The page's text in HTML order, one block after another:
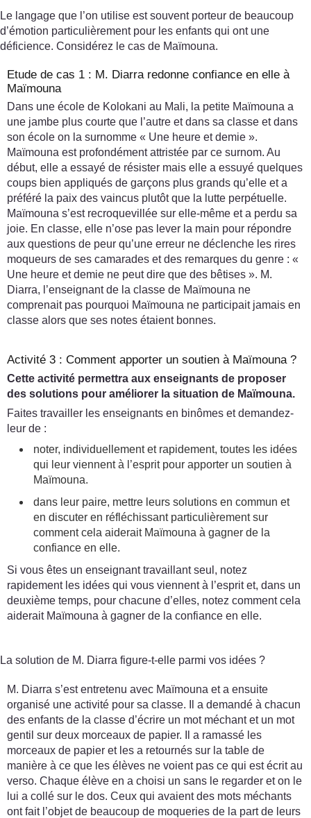
Le langage que l’on utilise est souvent porteur de beaucoup
d’émotion particulièrement pour les enfants qui ont une
déficience. Considérez le cas de Maïmouna.
Etude de cas 1 : M. Diarra redonne confiance en elle à
Maïmouna
Dans une école de Kolokani au Mali, la petite Maïmouna a
une jambe plus courte que l’autre et dans sa classe et dans
son école on la surnomme « Une heure et demie ».
Maïmouna est profondément attristée par ce surnom. Au
début, elle a essayé de résister mais elle a essuyé quelques
coups bien appliqués de garçons plus grands qu’elle et a
préféré la paix des vaincus plutôt que la lutte perpétuelle.
Maïmouna s’est recroquevillée sur elle-même et a perdu sa
joie. En classe, elle n’ose pas lever la main pour répondre
aux questions de peur qu’une erreur ne déclenche les rires
moqueurs de ses camarades et des remarques du genre : «
Une heure et demie ne peut dire que des bêtises ». M.
Diarra, l’enseignant de la classe de Maïmouna ne
comprenait pas pourquoi Maïmouna ne participait jamais en
classe alors que ses notes étaient bonnes.
Activité 3 : Comment apporter un soutien à Maïmouna ?
Cette activité permettra aux enseignants de proposer
des solutions pour améliorer la situation de Maïmouna.
Faites travailler les enseignants en binômes et demandez-
leur de :
noter, individuellement et rapidement, toutes les idées
qui leur viennent à l’esprit pour apporter un soutien à
Maïmouna.
dans leur paire, mettre leurs solutions en commun et
en discuter en réfléchissant particulièrement sur
comment cela aiderait Maïmouna à gagner de la
confiance en elle.
Si vous êtes un enseignant travaillant seul, notez
rapidement les idées qui vous viennent à l’esprit et, dans un
deuxième temps, pour chacune d’elles, notez comment cela
aiderait Maïmouna à gagner de la confiance en elle.
La solution de M. Diarra figure-t-elle parmi vos idées ?
M. Diarra s’est entretenu avec Maïmouna et a ensuite
organisé une activité pour sa classe. Il a demandé à chacun
des enfants de la classe d’écrire un mot méchant et un mot
gentil sur deux morceaux de papier. Il a ramassé les
morceaux de papier et les a retournés sur la table de
manière à ce que les élèves ne voient pas ce qui est écrit au
verso. Chaque élève en a choisi un sans le regarder et on le
lui a collé sur le dos. Ceux qui avaient des mots méchants
ont fait l’objet de beaucoup de moqueries de la part de leurs